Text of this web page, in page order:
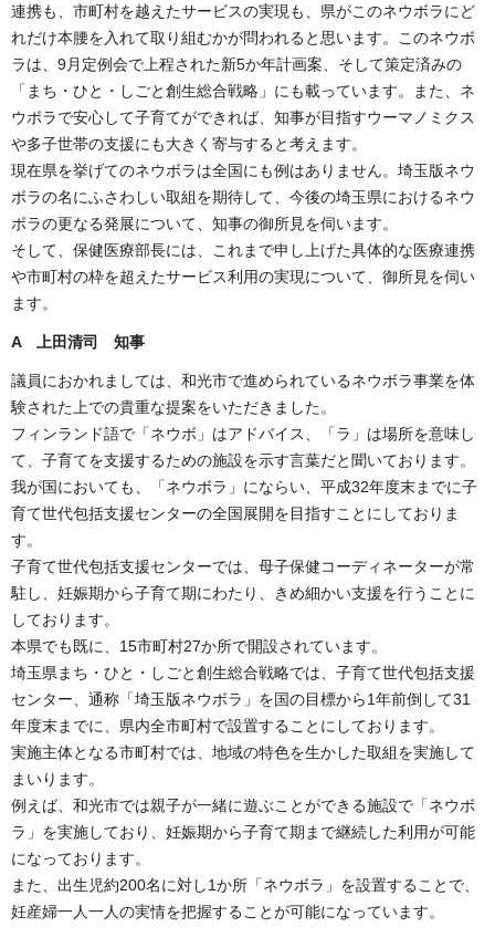
連携も、市町村を越えたサービスの実現も、県がこのネウボラにど
れだけ本腰を入れて取り組むかが問われると思います。このネウボ
ラは、9月定例会で上程された新5か年計画案、そして策定済みの
「まち・ひと・しごと創生総合戦略」にも載っています。また、ネ
ウボラで安心して子育てができれば、知事が目指すウーマノミクス
や多子世帯の支援にも大きく寄与すると考えます。
現在県を挙げてのネウボラは全国にも例はありません。埼玉版ネウ
ボラの名にふさわしい取組を期待して、今後の埼玉県におけるネウ
ボラの更なる発展について、知事の御所見を伺います。
そして、保健医療部長には、これまで申し上げた具体的な医療連携
や市町村の枠を超えたサービス利用の実現について、御所見を伺い
ます。
A 上田清司 知事
議員におかれましては、和光市で進められているネウボラ事業を体
験された上での貴重な提案をいただきました。
フィンランド語で「ネウボ」はアドバイス、「ラ」は場所を意味し
て、子育てを支援するための施設を示す言葉だと聞いております。
我が国においても、「ネウボラ」にならい、平成32年度末までに子
育て世代包括支援センターの全国展開を目指すことにしておりま
す。
子育て世代包括支援センターでは、母子保健コーディネーターが常
駐し、妊娠期から子育て期にわたり、きめ細かい支援を行うことに
しております。
本県でも既に、15市町村27か所で開設されています。
埼玉県まち・ひと・しごと創生総合戦略では、子育て世代包括支援
センター、通称「埼玉版ネウボラ」を国の目標から1年前倒して31
年度末までに、県内全市町村で設置することにしております。
実施主体となる市町村では、地域の特色を生かした取組を実施して
まいります。
例えば、和光市では親子が一緒に遊ぶことができる施設で「ネウボ
ラ」を実施しており、妊娠期から子育て期まで継続した利用が可能
になっております。
また、出生児約200名に対し1か所「ネウボラ」を設置することで、
妊産婦一人一人の実情を把握することが可能になっています。